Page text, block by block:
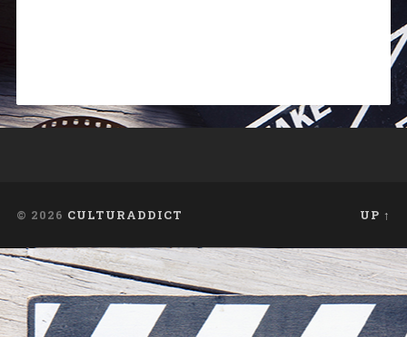
© 2026 CULTURADDICT UP ↑